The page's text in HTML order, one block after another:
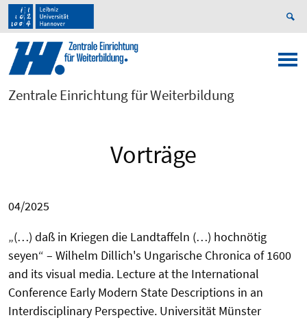
Zentrale Einrichtung für Weiterbildung
Vorträge
04/2025
„(…) daß in Kriegen die Landtaffeln (…) hochnötig
seyen“ – Wilhelm Dillich's Ungarische Chronica of 1600
and its visual media. Lecture at the International
Conference Early Modern State Descriptions in an
Interdisciplinary Perspective. Universität Münster